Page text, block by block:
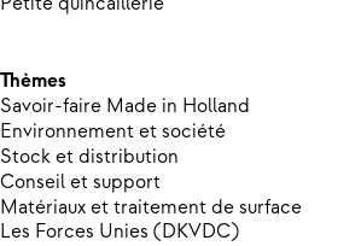
Thèmes
Savoir-faire Made in Holland
Environnement et société
Stock et distribution
Conseil et support
Matériaux et traitement de surface
Les Forces Unies (DKVDC)